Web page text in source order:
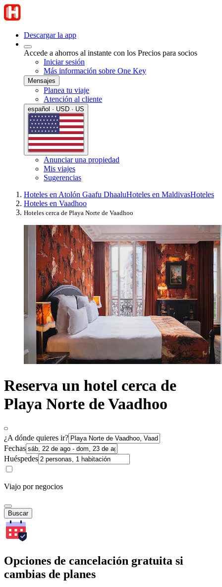
Descargar la app
Accede a ahorros al instante con los Precios para socios
Iniciar sesión
Más información sobre One Key
Mensajes
Planea tu viaje
Atención al cliente
español · USD · US
Anunciar una propiedad
Mis viajes
Sugerencias
Hoteles en Atolón Gaafu DhaaluHoteles en MaldivasHoteles
Hoteles en Vaadhoo
Hoteles cerca de Playa Norte de Vaadhoo
Reserva un hotel cerca de
Playa Norte de Vaadhoo
¿A dónde quieres ir?
Fechas
Huéspedes
Viajo por negocios
Buscar
Opciones de cancelación gratuita si
cambias de planes